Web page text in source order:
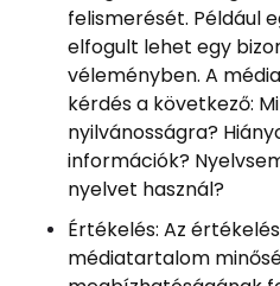
felismerését. Például
elfogult lehet egy
véleményben. A
kérdés a következő:
nyilvánosságra?
információk?
nyelvet használ?
Értékelés: Az
médiatartalom